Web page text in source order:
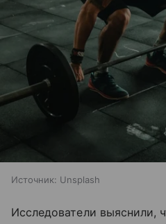
Источник: Unsplash
Исследователи выяснили,